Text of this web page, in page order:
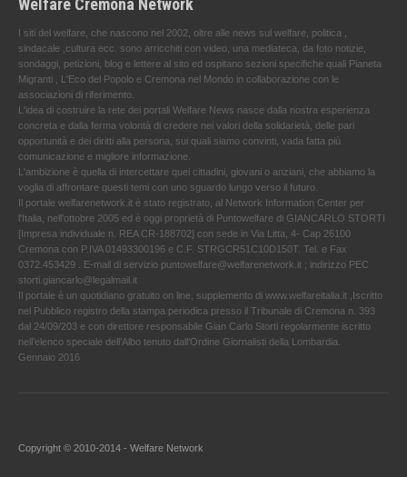
Welfare Cremona Network
I siti del welfare, che nascono nel 2002, oltre alle news sul welfare, politica ,
sindacale ,cultura ecc. sono arricchiti con video, una mediateca, da foto notizie,
sondaggi, petizioni, blog e lettere al sito ed ospitano sezioni specifiche quali Pianeta
Migranti , L'Eco del Popolo e Cremona nel Mondo in collaborazione con le
associazioni di riferimento.
L'idea di costruire la rete dei portali Welfare News nasce dalla nostra esperienza
concreta e dalla ferma volontà di credere nei valori della solidarietà, delle pari
opportunità e dei diritti alla persona, sui quali siamo convinti, vada fatta più
comunicazione e migliore informazione.
L'ambizione è quella di intercettare quei cittadini, giovani o anziani, che abbiamo la
voglia di affrontare questi temi con uno sguardo lungo verso il futuro.
Il portale welfarenetwork.it è stato registrato, al Network Information Center per
l'Italia, nell’ottobre 2005 ed è oggi proprietà di Puntowelfare di GIANCARLO STORTI
[Impresa individuale n. REA CR-188702] con sede in Via Litta, 4- Cap 26100
Cremona con P.IVA 01493300196 e C.F. STRGCR51C10D150T. Tel. e Fax
0372.453429 . E-mail di servizio puntowelfare@welfarenetwork.it ; indirizzo PEC
storti.giancarlo@legalmail.it
Il portale è un quotidiano gratuito on line, supplemento di www.welfareitalia.it ,Iscritto
nel Pubblico registro della stampa periodica presso il Tribunale di Cremona n. 393
dal 24/09/203 e con direttore responsabile Gian Carlo Storti regolarmente iscritto
nell’elenco speciale dell’Albo tenuto dall’Ordine Giornalisti della Lombardia.
Gennaio 2016
Copyright © 2010-2014 - Welfare Network